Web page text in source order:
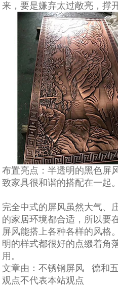
来，要是嫌弃太过敞亮，撑
布置亮点：半透明的黑色屏
致家具很和谐的搭配在一起。
完全中式的屏风虽然大气、
的家居环境都合适，所以要
屏风能搭上各种各样的风格
明的样式都很好的点缀着角
用。
文章由：不锈钢屏风 德和
观点不代表本站观点